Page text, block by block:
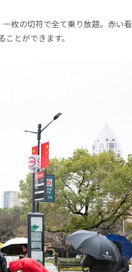
枚の切符で全て乗り放題。赤い看
とができます。